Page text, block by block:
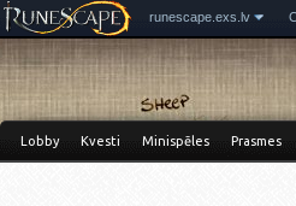
runescape.exs.lv
Lobby Kvesti Minispēles Prasmes